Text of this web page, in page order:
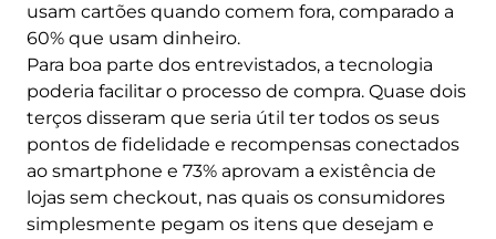
usam cartões quando comem fora, comparado a
60% que usam dinheiro.
Para boa parte dos entrevistados, a tecnologia
poderia facilitar o processo de compra. Quase dois
terços disseram que seria útil ter todos os seus
pontos de fidelidade e recompensas conectados
ao smartphone e 73% aprovam a existência de
lojas sem checkout, nas quais os consumidores
simplesmente pegam os itens que desejam e